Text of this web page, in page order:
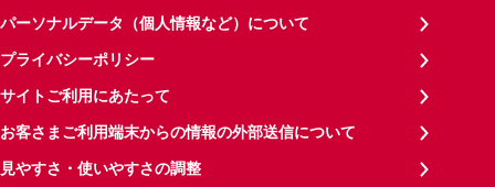
パーソナルデータ（個人情報など）について
プライバシーポリシー
サイトご利用にあたって
お客さまご利用端末からの情報の外部送信について
見やすさ・使いやすさの調整